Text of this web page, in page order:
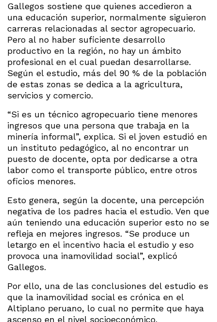
Gallegos sostiene que quienes accedieron a
una educación superior, normalmente siguieron
carreras relacionadas al sector agropecuario.
Pero al no haber suficiente desarrollo
productivo en la región, no hay un ámbito
profesional en el cual puedan desarrollarse.
Según el estudio, más del 90 % de la población
de estas zonas se dedica a la agricultura,
servicios y comercio.
“Si es un técnico agropecuario tiene menores
ingresos que una persona que trabaja en la
minería informal”, explica. Si el joven estudió en
un instituto pedagógico, al no encontrar un
puesto de docente, opta por dedicarse a otra
labor como el transporte público, entre otros
oficios menores.
Esto genera, según la docente, una percepción
negativa de los padres hacia el estudio. Ven que
aún teniendo una educación superior esto no se
refleja en mejores ingresos. “Se produce un
letargo en el incentivo hacia el estudio y eso
provoca una inamovilidad social”, explicó
Gallegos.
Por ello, una de las conclusiones del estudio es
que la inamovilidad social es crónica en el
Altiplano peruano, lo cual no permite que haya
ascenso en el nivel socioeconómico.